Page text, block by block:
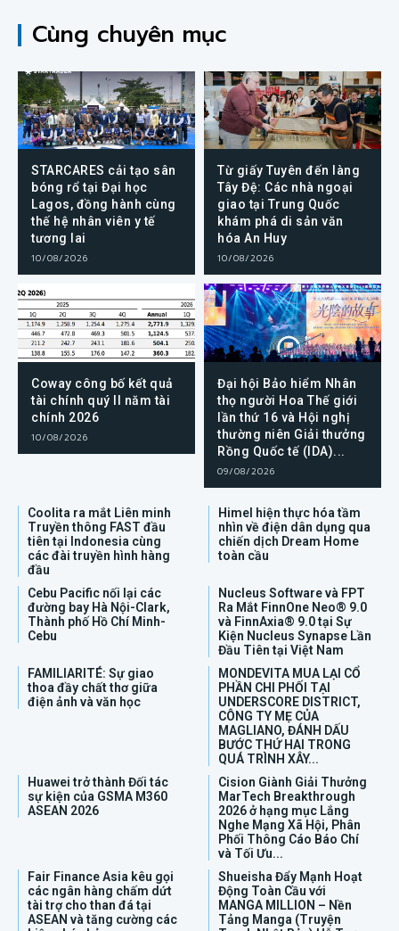
Cùng chuyên mục
STARCARES cải tạo sân
bóng rổ tại Đại học
Lagos, đồng hành cùng
thế hệ nhân viên y tế
tương lai
10/08/2026
Từ giấy Tuyên đến làng
Tây Đệ: Các nhà ngoại
giao tại Trung Quốc
khám phá di sản văn
hóa An Huy
10/08/2026
Coway công bố kết quả
tài chính quý II năm tài
chính 2026
10/08/2026
Đại hội Bảo hiểm Nhân
thọ người Hoa Thế giới
lần thứ 16 và Hội nghị
thường niên Giải thưởng
Rồng Quốc tế (IDA)...
09/08/2026
Coolita ra mắt Liên minh
Truyền thông FAST đầu
tiên tại Indonesia cùng
các đài truyền hình hàng
đầu
Himel hiện thực hóa tầm
nhìn về điện dân dụng qua
chiến dịch Dream Home
toàn cầu
Cebu Pacific nối lại các
đường bay Hà Nội-Clark,
Thành phố Hồ Chí Minh-
Cebu
Nucleus Software và FPT
Ra Mắt FinnOne Neo® 9.0
và FinnAxia® 9.0 tại Sự
Kiện Nucleus Synapse Lần
Đầu Tiên tại Việt Nam
FAMILIARITÉ: Sự giao
thoa đầy chất thơ giữa
điện ảnh và văn học
MONDEVITA MUA LẠI CỔ
PHẦN CHI PHỐI TẠI
UNDERSCORE DISTRICT,
CÔNG TY MẸ CỦA
MAGLIANO, ĐÁNH DẤU
BƯỚC THỨ HAI TRONG
QUÁ TRÌNH XÂY...
Huawei trở thành Đối tác
sự kiện của GSMA M360
ASEAN 2026
Cision Giành Giải Thưởng
MarTech Breakthrough
2026 ở hạng mục Lắng
Nghe Mạng Xã Hội, Phân
Phối Thông Cáo Báo Chí
và Tối Ưu...
Fair Finance Asia kêu gọi
các ngân hàng chấm dứt
tài trợ cho than đá tại
ASEAN và tăng cường các
Shueisha Đẩy Mạnh Hoạt
Động Toàn Cầu với
MANGA MILLION – Nền
Tảng Manga (Truyện